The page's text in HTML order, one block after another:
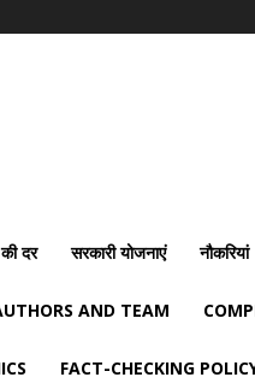
दर सरकारी योजनाएं नौकरियां
AND TEAM
FACT-CHECKING